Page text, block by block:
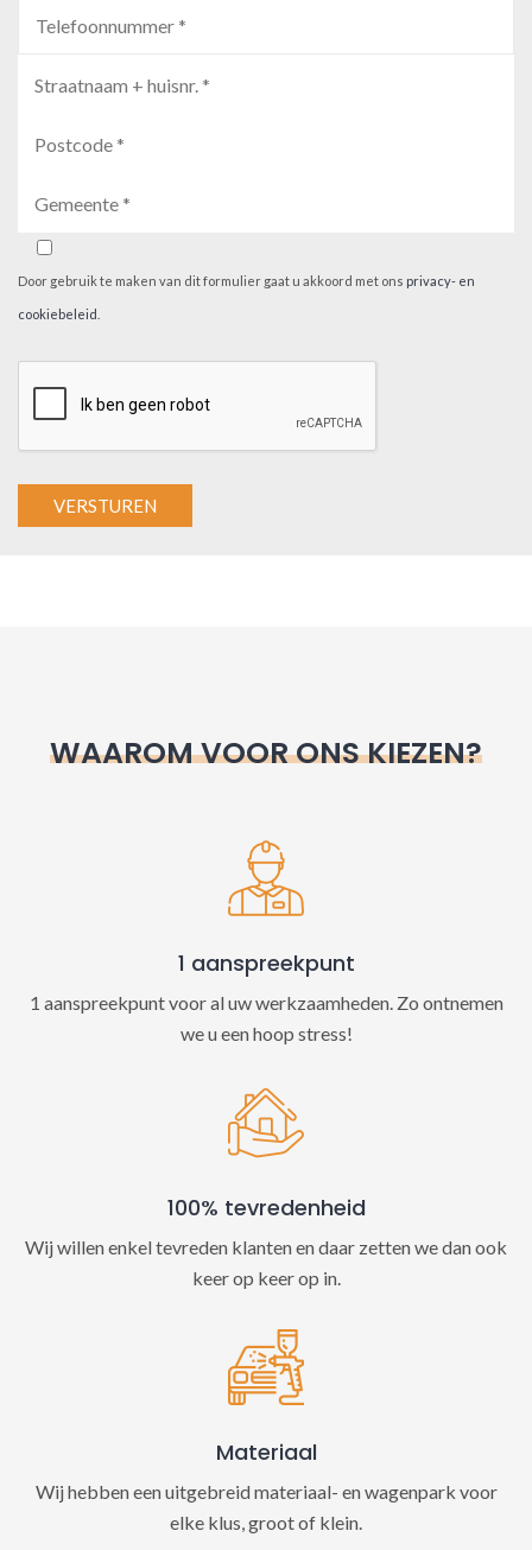
Door gebruik te maken van dit formulier gaat u akkoord met ons privacy- en
cookiebeleid
WAAROM VOOR ONS KIEZEN?
1 aanspreekpunt
1 aanspreekpunt voor al uw werkzaamheden. Zo ontnemen
we u een hoop stress!
100% tevredenheid
Wij willen enkel tevreden klanten en daar zetten we dan ook
keer op keer op in.
Materiaal
Wij hebben een uitgebreid materiaal- en wagenpark voor
elke klus, groot of klein.